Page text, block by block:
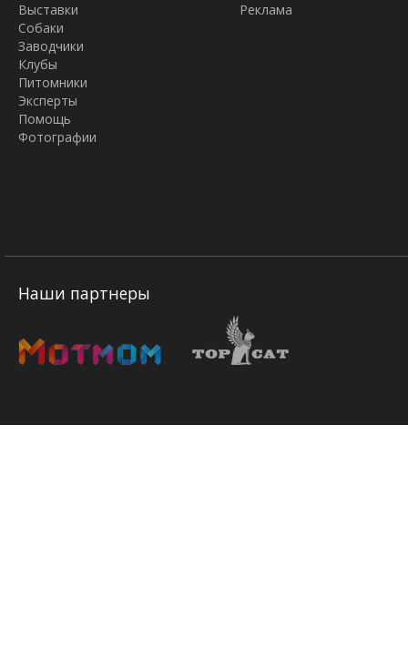
Выставки
Собаки
Заводчики
Клубы
Питомники
Эксперты
Помощь
Фотографии
Реклама
Наши партнеры